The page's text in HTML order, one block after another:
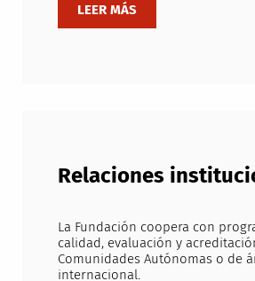
Relaciones
La Fundación coopera con
calidad, evaluación y
Comunidades Autónomas o de
internacional.